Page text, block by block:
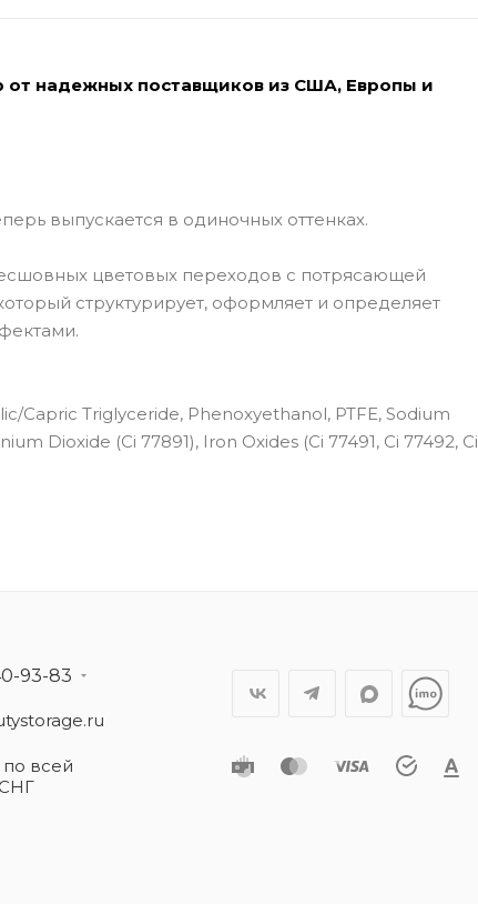
надежных поставщиков из США, Европы и
выпускается в одиночных оттенках.
цветовых переходов с потрясающей
структурирует, оформляет и определяет
Capric Triglyceride, Phenoxyethanol, PTFE, Sodium
Dioxide (Ci 77891), Iron Oxides (Ci 77491, Ci 77492, Ci
93-83
всей